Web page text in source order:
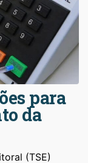
para
da
(TSE)